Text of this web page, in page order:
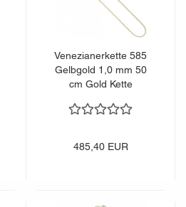
Venezianerkette 585
Gelbgold 1,0 mm 50
cm Gold Kette
485,40 EUR